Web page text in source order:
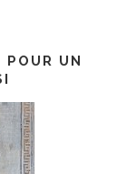
POUR UN